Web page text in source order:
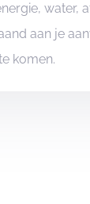
aan je
komen.